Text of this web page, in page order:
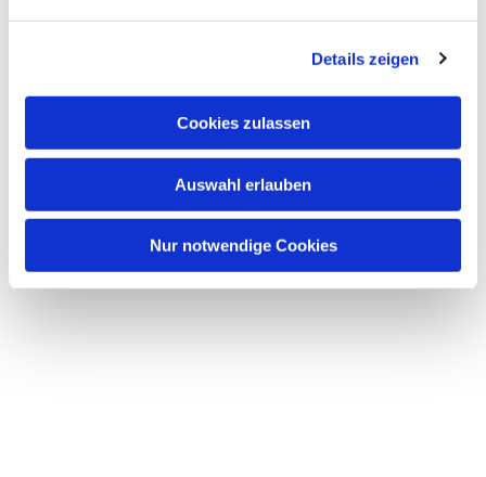
Details zeigen
Cookies zulassen
Auswahl erlauben
Nur notwendige Cookies